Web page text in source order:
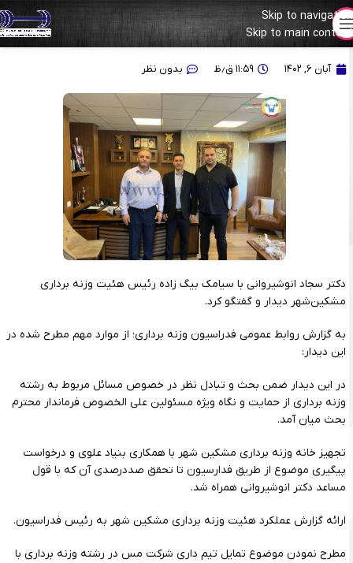
Skip to navigation
Skip to main content
دیدار دکتر انوشیروانی و رئیس هیات مشکین‌شهر
آبان ۶, ۱۴۰۲ ۱۱:۵۹ ق٫ظ بدون نظر
دکتر سجاد انوشیروانی با سیامک بیگ زاده رئیس هئیت وزنه برداری
مشکین‌شهر دیدار و گفتگو کرد.
به گزارش روابط عمومی فدراسیون وزنه برداری؛ از موارد مهم مطرح شده در
این دیدار:
در این دیدار ضمن بحث و تبادل نظر در خصوص مسائل مربوط به رشته
وزنه برداری از حمایت و نگاه ویژه مسئولین علی الخصوص فرماندار محترم
بحث میان آمد.
تجهیز خانه وزنه برداری مشکین شهر با همکاری بنیاد علوی و درخواست
پیگیری موضوع از طریق فدارسیون تا تحقق صددرصدی آن که با قول
مساعد دکتر انوشیروانی همراه شد.
ارائه گزارش عملکرد هئیت وزنه برداری مشکین شهر به رئیس فدراسیون.
مطرح نمودن موضوع تمایل تیم داری شرکت مس در رشته وزنه برداری با